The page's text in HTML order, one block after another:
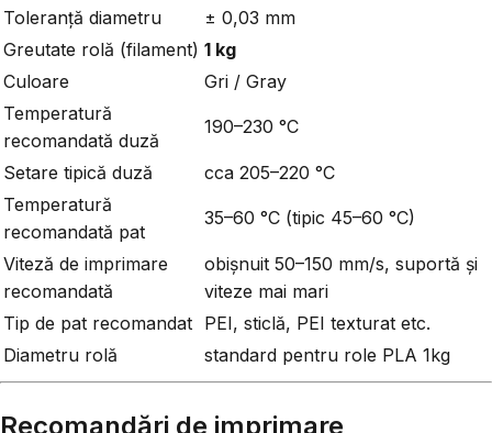
Toleranță diametru
± 0,03 mm
Greutate rolă (filament) 1 kg
Culoare
Gri / Gray
Temperatură
recomandată duză
190–230 °C
Setare tipică duză
cca 205–220 °C
Temperatură
recomandată pat
35–60 °C (tipic 45–60 °C)
Viteză de imprimare
recomandată
obișnuit 50–150 mm/s, suportă și
viteze mai mari
Tip de pat recomandat PEI, sticlă, PEI texturat etc.
Diametru rolă
standard pentru role PLA 1kg
Recomandări de imprimare